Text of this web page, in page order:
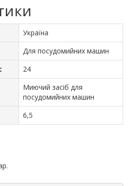
Україна
Для посудомийних машин
24
Миючий засіб для
посудомийних машин
6,5